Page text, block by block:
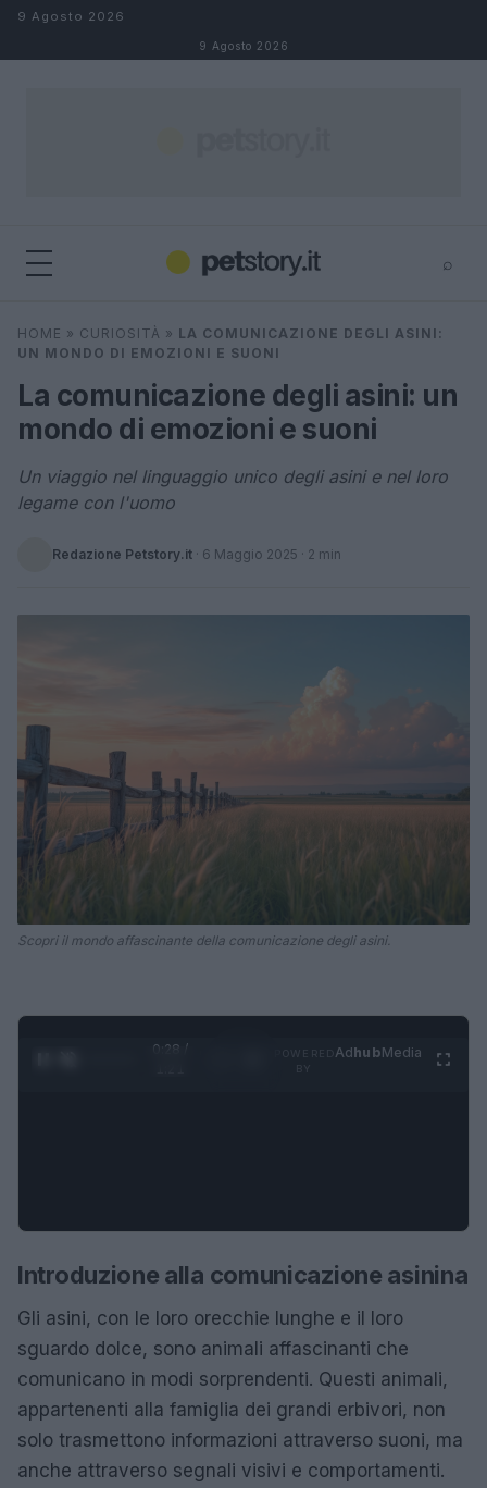
Salta al contenuto
9 Agosto 2026
9 Agosto 2026
⌕
Cerca ⌕
HOME » CURIOSITÀ » LA COMUNICAZIONE DEGLI ASINI:
UN MONDO DI EMOZIONI E SUONI
La comunicazione degli asini: un
mondo di emozioni e suoni
Un viaggio nel linguaggio unico degli asini e nel loro
legame con l'uomo
Redazione Petstory.it · 6 Maggio 2025 · 2 min
Scopri il mondo affascinante della comunicazione degli asini.
0:29 /
AdhubMedia
Introduzione alla comunicazione asinina
Gli asini, con le loro orecchie lunghe e il loro
sguardo dolce, sono animali affascinanti che
comunicano in modi sorprendenti. Questi animali,
appartenenti alla famiglia dei grandi erbivori, non
solo trasmettono informazioni attraverso suoni, ma
anche attraverso segnali visivi e comportamenti.